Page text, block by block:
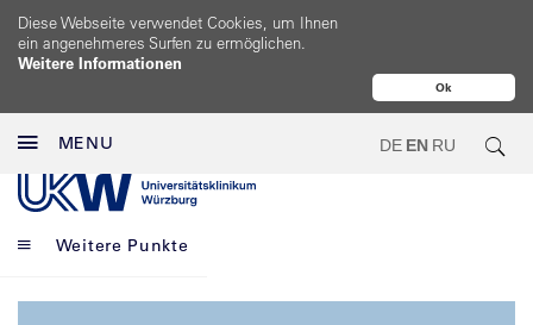
Ok
Diese Webseite verwendet Cookies, um Ihnen
ein angenehmeres Surfen zu ermöglichen.
Weitere Informationen
MENU DE EN RU
Weitere Punkte